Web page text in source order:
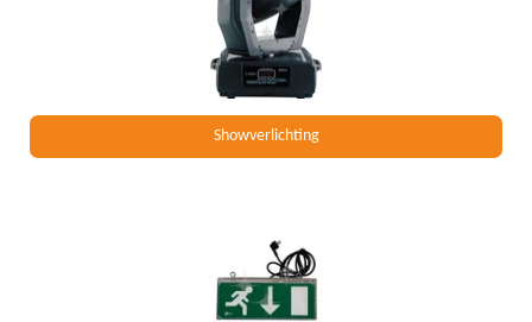
Showverlichting